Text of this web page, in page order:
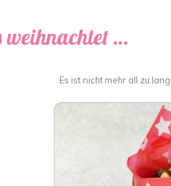
weihnachtet …
Es ist nicht mehr all zu